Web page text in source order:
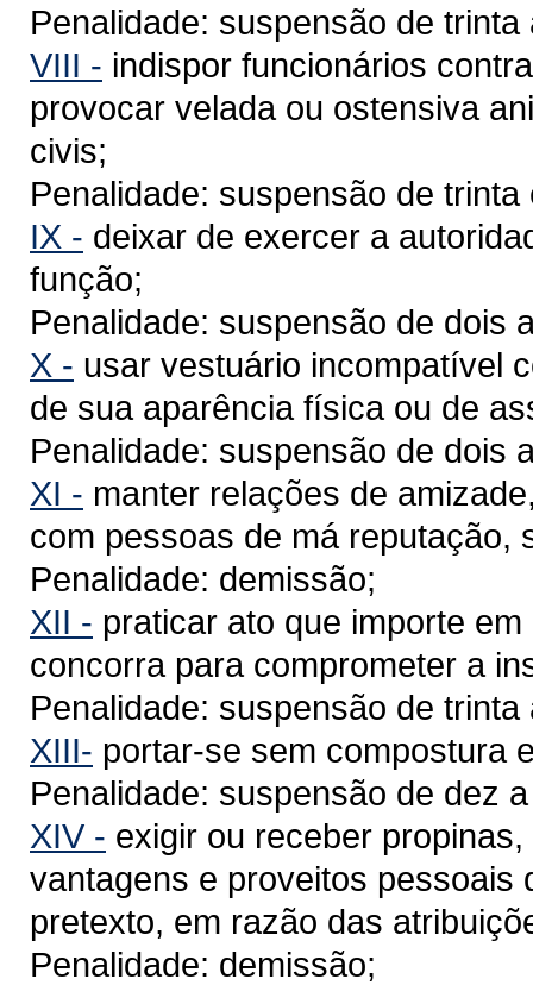
Penalidade: suspensão de
VIII - indispor funcionários
provocar velada ou ostensiva
civis;
Penalidade: suspensão de
IX - deixar de exercer a
função;
Penalidade: suspensão de dois
X - usar vestuário incompatível
de sua aparência física ou de
Penalidade: suspensão de dois
XI - manter relações de
com pessoas de má reputação,
Penalidade: demissão;
XII - praticar ato que importe
concorra para comprometer a
Penalidade: suspensão de
XIII- portar-se sem compostura
Penalidade: suspensão de dez
XIV - exigir ou receber
vantagens e proveitos pessoais
pretexto, em razão das
Penalidade: demissão;